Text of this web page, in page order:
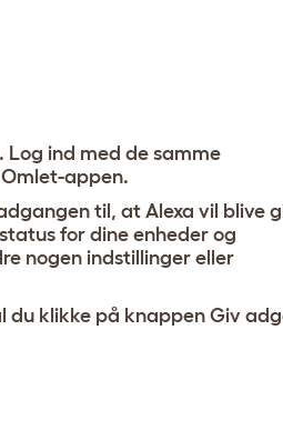
ind med de samme
appen.
til, at Alexa vil blive
for dine enheder og
nogen indstillinger eller
du klikke på knappen Giv